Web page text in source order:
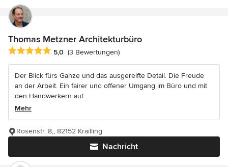
Thomas Metzner Architekturbüro
Durchschnittliche Bewertung: 5 von 5 Sternen
5,0 (3 Bewertungen)
Der Blick fürs Ganze und das ausgereifte Detail. Die Freude
an der Arbeit. Ein fairer und offener Umgang im Büro und mit
den Handwerkern auf...
Mehr
Nachricht
Rosenstr. 8,, 82152 Krailling